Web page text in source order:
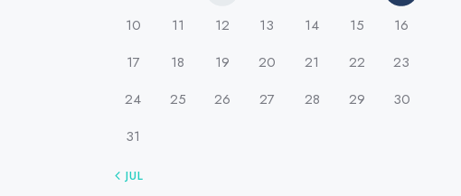
10
11 12 13 14 15
16
17
18 19 20 21 22
23
24
25 26 27 28 29
30
31
« JUL